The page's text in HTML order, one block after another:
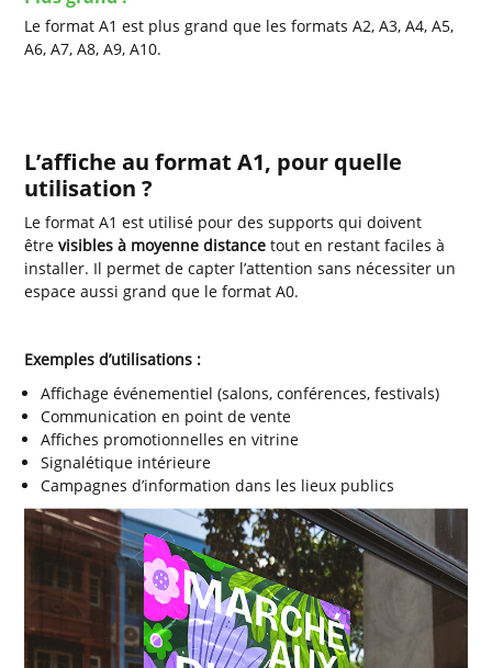
Le format A1 est plus grand que les formats A2, A3, A4, A5,
A6, A7, A8, A9, A10.
L’affiche au format A1, pour quelle
utilisation ?
Le format A1 est utilisé pour des supports qui doivent
être visibles à moyenne distance tout en restant faciles à
installer. Il permet de capter l’attention sans nécessiter un
espace aussi grand que le format A0.
Exemples d’utilisations :
Affichage événementiel (salons, conférences, festivals)
Communication en point de vente
Affiches promotionnelles en vitrine
Signalétique intérieure
Campagnes d’information dans les lieux publics